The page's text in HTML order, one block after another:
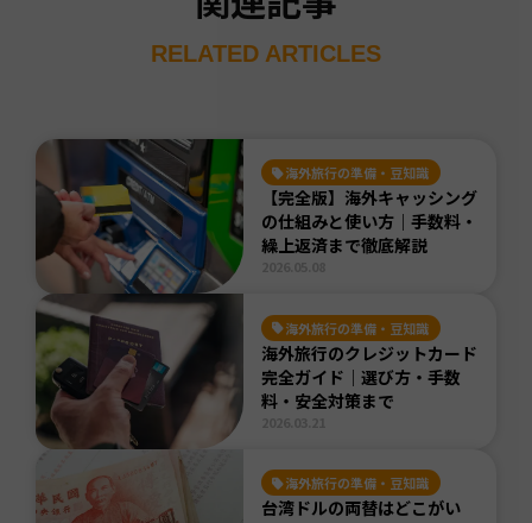
RELATED ARTICLES
海外旅行の準備・豆知識
【完全版】海外キャッシング
の仕組みと使い方｜手数料・
繰上返済まで徹底解説
海外旅行の準備・豆知識
海外旅行のクレジットカード
完全ガイド｜選び方・手数
料・安全対策まで
海外旅行の準備・豆知識
台湾ドルの両替はどこがい